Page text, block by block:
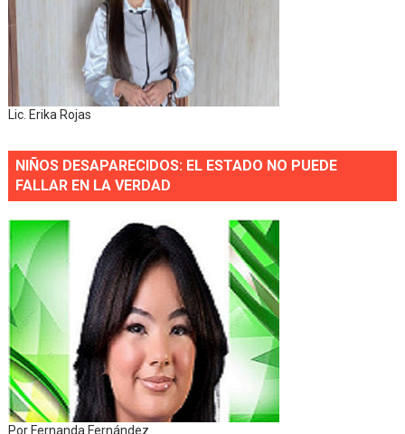
Lic. Erika Rojas
NIÑOS DESAPARECIDOS: EL ESTADO NO PUEDE
FALLAR EN LA VERDAD
Por Fernanda Fernández